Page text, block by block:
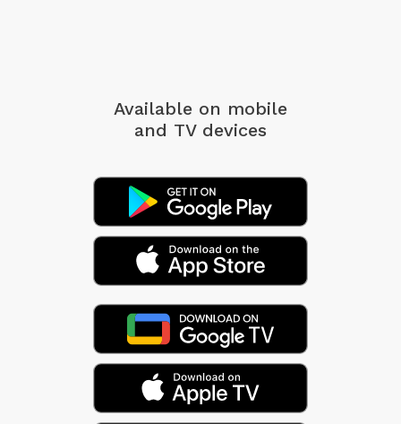
Available on mobile
and TV devices